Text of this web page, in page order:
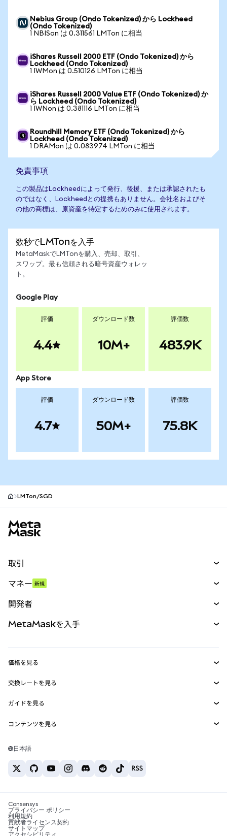
Nebius Group (Ondo Tokenized) から Lockheed
(Ondo Tokenized)
1 NBISon は 0.311561 LMTon に相当
iShares Russell 2000 ETF (Ondo Tokenized) から
Lockheed (Ondo Tokenized)
1 IWMon は 0.510126 LMTon に相当
iShares Russell 2000 Value ETF (Ondo Tokenized) か
ら Lockheed (Ondo Tokenized)
1 IWNon は 0.381116 LMTon に相当
Roundhill Memory ETF (Ondo Tokenized) から
Lockheed (Ondo Tokenized)
1 DRAMon は 0.083974 LMTon に相当
免責事項
この製品はLockheedによって発行、後援、または承認されたも
のではなく、Lockheedとの提携もありません。会社名およびそ
の他の商標は、原資産を特定するためのみに使用されます。
数秒でLMTonを入手
MetaMaskでLMTonを購入、売却、取引、
スワップ。最も信頼される暗号資産ウォレッ
ト。
Google Play
評価
4.4
ダウンロード数
10M+
評価数
483.9K
App Store
評価
4.7
ダウンロード数
50M+
評価数
75.8K
LMTon/SGD
取引
パーペチュアル
RWA
マネー 新規
開発者
MetaMask Connect
Snaps
Web3サービス
MetaMaskを入手
セキュリティ
サポート
キャリア
お問い合わせ
価格を見る
イーサリアムの価格
Solanaの価格
Tetherの価格
交換レートを見る
ETH→USD
USDT→INR
BTC→INR
ETH→USDT
ガイドを見る
ETHの購入
USDTの購入
SHIBの購入
BNBの購入
コンテンツを見る
Solanaウォレット
税制関連ニュース
暗号資産の購入方法は？
日本語
Consensys
プライバシー ポリシー
利用規約
貢献者ライセンス契約
サイトマップ
アクセシビリティ